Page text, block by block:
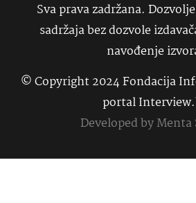
Sva prava zadržana.
sadržaja bez dozvole
navođenje
© Copyright 2024 Fondacija
portal
Developed byMenta